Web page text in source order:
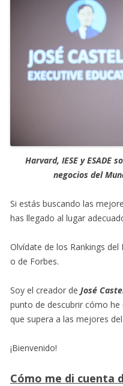
Harvard, IESE y ESADE
negocios del
Si estás buscando las
has llegado al lugar
Olvídate de los Rankings
o de Forbes.
Soy el creador de José
punto de descubrir cómo
que supera a las mejores
¡Bienvenido!
Cómo me di cuenta